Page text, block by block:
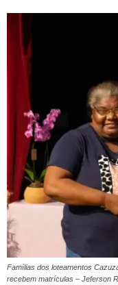
Famílias dos loteamentos
recebem matrículas – Jeferson